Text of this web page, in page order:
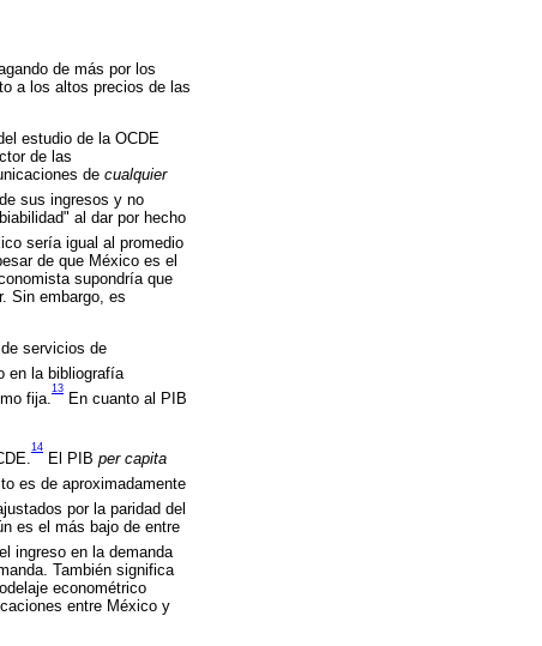
de más por los
a los altos precios de las
estudio de la OCDE
de las
de cualquier
sus ingresos y no
al dar por hecho
sería igual al promedio
de que México es el
supondría que
Sin embargo, es
servicios de
en la bibliografía
fija.
13
En cuanto al PIB
14
El PIB per capita
es de aproximadamente
por la paridad del
es el más bajo de entre
ingreso en la demanda
También significa
econométrico
entre México y